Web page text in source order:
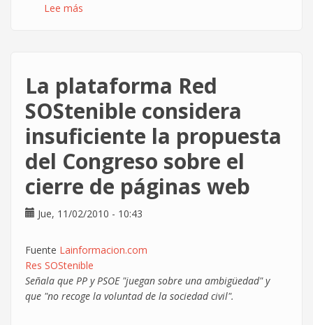
Lee más
Bocinada
contra
los
despidos
La plataforma Red
SOStenible considera
insuficiente la propuesta
del Congreso sobre el
cierre de páginas web
Jue, 11/02/2010 - 10:43
Fuente Lainformacion.com
Res SOStenible
Señala que PP y PSOE "juegan sobre una ambigüedad" y
que "no recoge la voluntad de la sociedad civil".